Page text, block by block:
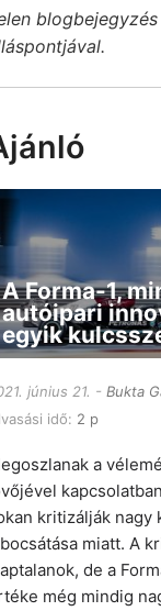
A Forma-1,
autóipari
egyik
június 21.
Bukta
idő: 2 p
a
kritizálják nagy
miatt. A
de a
még mindig